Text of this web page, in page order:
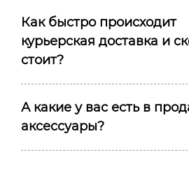
Как быстро происходит
курьерская доставка и
стоит?
А какие у вас есть в
аксессуары?